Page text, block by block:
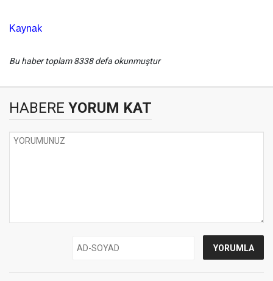
Kaynak
Bu haber toplam 8338 defa okunmuştur
HABERE YORUM KAT